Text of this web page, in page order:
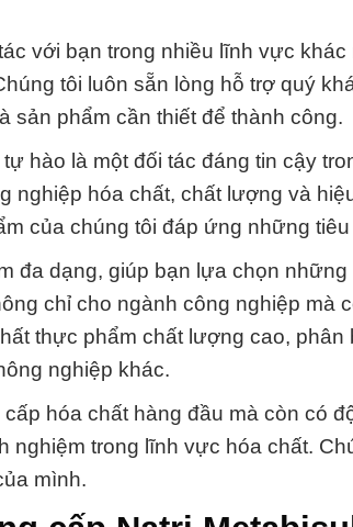
với bạn trong nhiều lĩnh vực
tôi luôn sẵn lòng hỗ trợ quý
sản phẩm cần thiết để thành công.
hào là một đối tác đáng tin cậy
nghiệp hóa chất, chất lượng và
của chúng tôi đáp ứng những
đa dạng, giúp bạn lựa chọn
chỉ cho ngành công nghiệp mà
thực phẩm chất lượng cao, phân
nghiệp khác.
hóa chất hàng đầu mà còn có
nghiệm trong lĩnh vực hóa chất.
mình.